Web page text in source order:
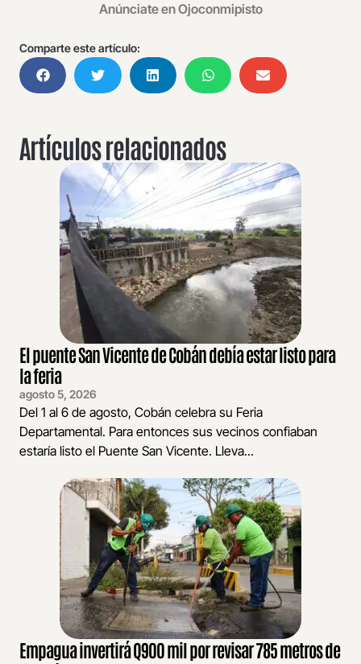
Anúnciate en Ojoconmipisto
Comparte este artículo:
Artículos relacionados
El puente San Vicente de Cobán debía estar listo para
la feria
agosto 5, 2026
Del 1 al 6 de agosto, Cobán celebra su Feria
Departamental. Para entonces sus vecinos confiaban
estaría listo el Puente San Vicente. Lleva...
Empagua invertirá Q900 mil por revisar 785 metros de